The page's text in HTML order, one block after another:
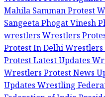
Mahila SammanProtest
Sangeeta PhogatVinesh
wrestlersWrestlers
Protest In Delhi
Protest Latest Updates
Wrestlers Protest News
UpdatesWrestling